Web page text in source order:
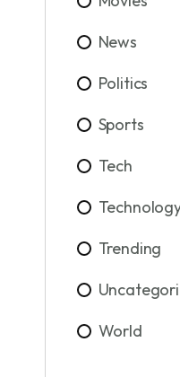
News
Politics
Sports
Tech
Trending
World